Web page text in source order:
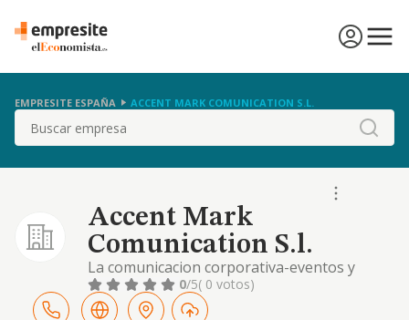
EMPRESITE ESPAÑA ACCENT MARK COMUNICATION S.L.
Buscar
Accent Mark
Comunication S.l.
La comunicacion corporativa-eventos y
campañas publicitarias-publicidad grafica en
todas sus variantes, por cualquier medio
0/5( 0 votos)